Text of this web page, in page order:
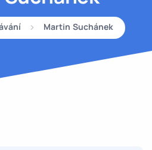
Martin Suchánek